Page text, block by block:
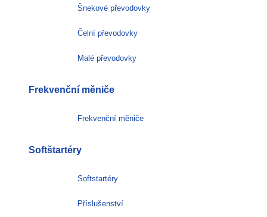
Šnekové převodovky
Čelní převodovky
Malé převodovky
Frekvenční měniče
Frekvenční měniče
Softštartéry
Softstartéry
Příslušenství